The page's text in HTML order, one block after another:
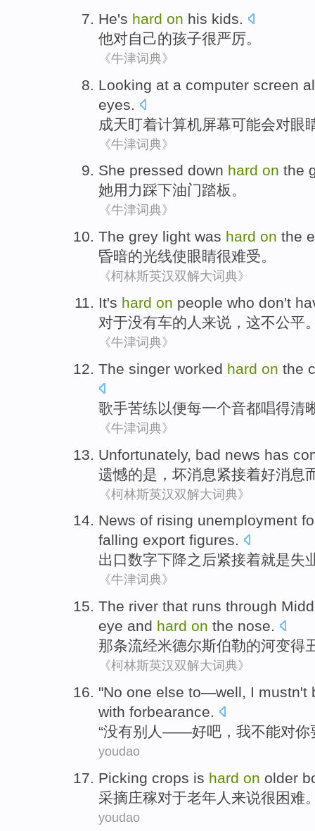
He's hard on his kids.
他对自己的孩子很严厉。
《牛津词典》
Looking at a computer screen
eyes
成天盯着计算机屏幕可能会对眼
《牛津词典》
She pressed down hard on the
她用力踩下油门踏板。
《牛津词典》
The grey light was hard on the
昏暗的光线使眼睛很难受。
《柯林斯英汉双解大词典》
It's hard on people who don't
对于没有车的 人 来说，这不公平
《牛津词典》
The singer worked hard on the
歌手苦练以便每一个音都唱得清
《牛津词典》
Unfortunately, bad news has
遗憾的是， 坏消息 紧接着好消息
《柯林斯英汉双解大词典》
News of rising unemployment
falling export figures.
出口数字下降之后紧接着就是失
《牛津词典》
The river that runs through
eye and hard on the nose.
那条流经米德尔斯伯勒的河变得
《柯林斯英汉双解大词典》
"No one else to—well, I mustn't
with forbearance.
“没有别人 ——好吧 ， 我不能对你
youdao
Picking crops is hard on older
采摘庄稼对于老年人来说很困难
youdao